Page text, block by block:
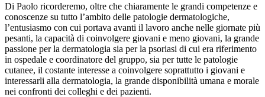
Di Paolo ricorderemo, oltre che chiaramente le grandi competenze e
conoscenze su tutto l’ambito delle patologie dermatologiche,
l’entusiasmo con cui portava avanti il lavoro anche nelle giornate più
pesanti, la capacità di coinvolgere giovani e meno giovani, la grande
passione per la dermatologia sia per la psoriasi di cui era riferimento
in ospedale e coordinatore del gruppo, sia per tutte le patologie
cutanee, il costante interesse a coinvolgere soprattutto i giovani e
interessarli alla dermatologia, la grande disponibilità umana e morale
nei confronti dei colleghi e dei pazienti.